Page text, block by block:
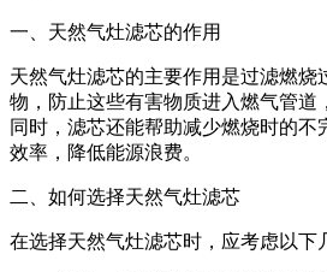
一、天然气灶滤芯的作用
天然气灶滤芯的主要作用是过滤燃烧
物，防止这些有害物质进入燃气管道
同时，滤芯还能帮助减少燃烧时的不
效率，降低能源浪费。
二、如何选择天然气灶滤芯
在选择天然气灶滤芯时，应考虑以下